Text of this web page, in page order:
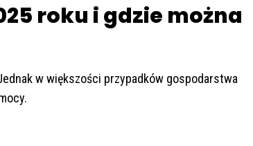
roku i gdzie można
w większości przypadków gospodarstwa